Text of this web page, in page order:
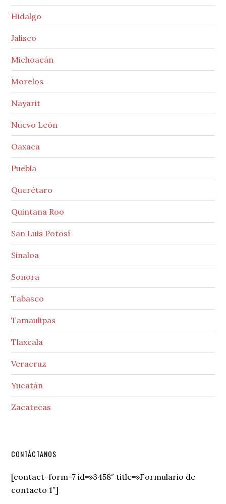
Hidalgo
Jalisco
Michoacán
Morelos
Nayarit
Nuevo León
Oaxaca
Puebla
Querétaro
Quintana Roo
San Luis Potosí
Sinaloa
Sonora
Tabasco
Tamaulipas
Tlaxcala
Veracruz
Yucatán
Zacatecas
Secondary
Sidebar
CONTÁCTANOS
[contact-form-7 id=»3458″ title=»Formulario de
contacto 1″]